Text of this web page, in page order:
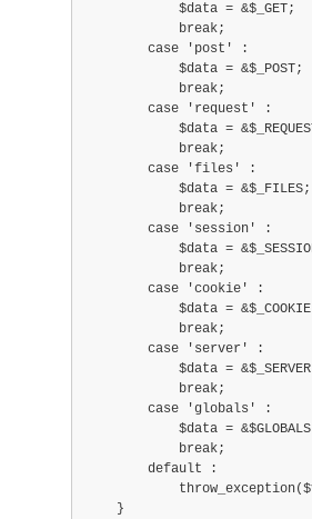
            $data = &$_GET;
            break;
        case 'post' :
            $data = &$_POST;
            break;
        case 'request' :
$data =
            break;
        case 'files' :
            $data = &$_FILES;
            break;
        case 'session' :
$data =
            break;
        case 'cookie' :
$data =
            break;
        case 'server' :
$data =
            break;
        case 'globals' :
$data =
            break;
        default :
    }